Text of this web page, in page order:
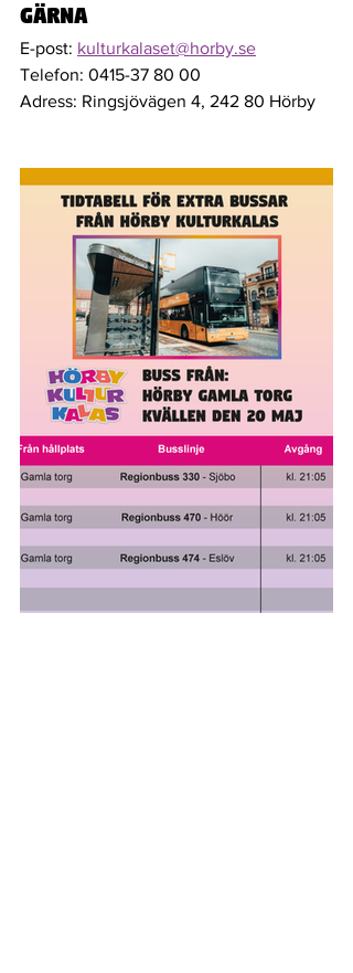
gärna
E-post: kulturkalaset@horby.se
Telefon: 0415-37 80 00
Adress: Ringsjövägen 4, 242 80 Hörby